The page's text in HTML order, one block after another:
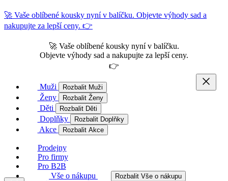
🚀 Vaše oblíbené kousky nyní v balíčku. Objevte výhody sad a
nakupujte za lepší ceny. 👉
🚀 Vaše oblíbené kousky nyní v balíčku.
Objevte výhody sad a nakupujte za lepší ceny.
👉
Muži Rozbalit Muži
Ženy Rozbalit Ženy
Děti Rozbalit Děti
Doplňky Rozbalit Doplňky
Akce Rozbalit Akce
Prodejny
Pro firmy
Pro B2B
Vše o nákupu
Rozbalit Vše o nákupu